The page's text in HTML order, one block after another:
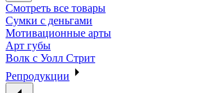
Смотреть все товары
Сумки с деньгами
Мотивационные арты
Арт губы
Волк с Уолл Стрит
Репродукции